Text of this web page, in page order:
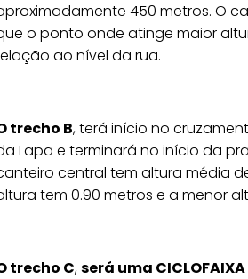
450 metros. O
o ponto onde atinge maior
ao nível da rua.
trecho B, terá início no
Lapa e terminará no início da
central tem altura média
tem 0.90 metros e a menor
trecho C,será uma CICLOFAIXA